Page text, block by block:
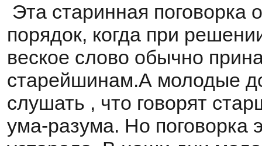
Эта старинная поговорка
порядок, когда при
веское слово обычно
старейшинам.А молодые
слушать , что говорят
ума-разума. Но поговорка